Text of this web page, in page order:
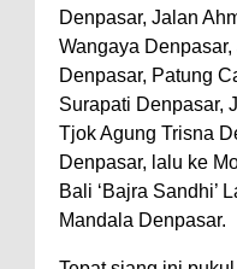
Denpasar, Jalan
Wangaya
Denpasar, Patung
Surapati Denpasar,
Tjok Agung Trisna
Denpasar, lalu ke
Bali ‘Bajra Sandhi’
Mandala Denpasar.